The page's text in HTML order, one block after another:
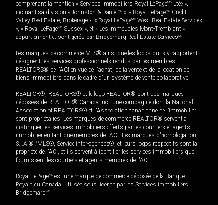
comprenant la mention « Services immobiliers Royal LePageMD Ltée »,
incluant sa division « Johnston & Daniel MD », « Royal LePageMD Credit
Valley Real Estate, Brokerage », « Royal LePageMD West Real Estate Services
», « Royal LePageMD Sussex », et « Les immeubles Mont-Tremblant »
appartiennent et sont gérés par Bridgemarq Real Estate ServicesMD.
Les marques de commerce MLS® ainsi que les logos qui s'y rapportent
désignent les services professionnels rendus par les membres
REALTORS® de l'ACI en vue de l'achat, de la vente et de la location de
biens immobiliers dans le cadre d'un système de vente collaborative.
REALTOR®, REALTORS® et le logo REALTOR® sont des marques
déposées de REALTOR® Canada Inc., une compagnie dont la National
Association of REALTORS® et l'Association canadienne de l’immobilier
sont propriétaires. Les marques de commerce REALTOR® servent à
distinguer les services immobiliers offerts par les courtiers et agents
immobilier en tant que membres de l'ACI. Les marques d'homologation
S.I.A.® /MLS®, Service inter-agences®, et leurs logos respectifs sont la
propriété de l'ACI, et ils servent à identifier les services immobiliers que
fournissent les courtiers et agents membres de l'ACI.
Royal LePageMD est une marque de commerce déposée de la Banque
Royale du Canada, utilisée sous licence par les Services immobiliers
BridgemarqMD.